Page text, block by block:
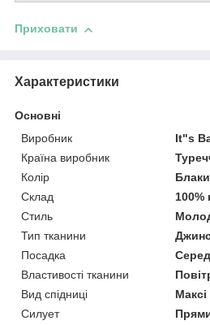
Приховати
Характеристики
Основні
Виробник
It"s
Країна виробник
Колір
Склад
100%
Стиль
Тип тканини
Посадка
Властивості тканини
Вид спідниці
Максі
Силует